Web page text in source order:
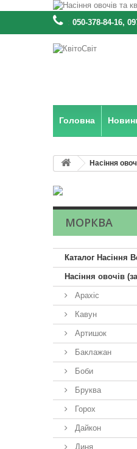
: 050-378-84-16,
Головна
Насіння
МОРКВА
Каталог Насіння
Насіння овочів
Арахіс
Кавун
Артишок
Баклажан
Боби
Бруква
Горох
Дайкон
Диня